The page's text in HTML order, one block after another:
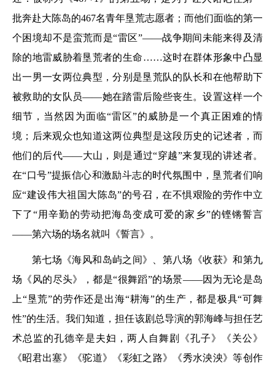
批奔赴大陈岛的467名青年垦荒志愿者；而他们面临的第一
个困境却不是蛮荒而是“雷区”——战争期间未能来得及清
除的地雷威胁着垦荒者的生命……这时在群体形象中凸显
出一男一女两位典型，分别是垦荒队的队长和在他帮助下
被救助的女队员——她在踏雷后险些丧生。设置这样一个
细节，当然因为面临“雷区”的威胁是一个真正困难的情
境；后来观众也知道这两位典型是这段历史的记述者，而
他们的后代——大山，则是通过“穿越”来复现的讲述者。
在“口号”提振信心和激励斗志的时代氛围中，垦荒者们响
应“建设伟大祖国大陈岛”的号召，在不惧艰险的劳作中立
下了“用辛勤的劳动把海岛变成可爱的家乡”的铿锵誓言
——第六场的场名就叫《誓言》。
第七场《海风和岛屿之间》、第八场《收获》和第九
场《风的尽头》，都是“很舞蹈”的场景——因为无论是岛
上“垦荒”的劳作还是出海“耕海”的生产，都是极具“可舞
性”的生活。我们知道，担任该剧总导演的郭海峰与担任艺
术总监的孔德辛是夫妇，两人自舞剧《孔子》《关公》
《昭君出塞》《驼道》《彩虹之路》《秀水泱泱》等创作